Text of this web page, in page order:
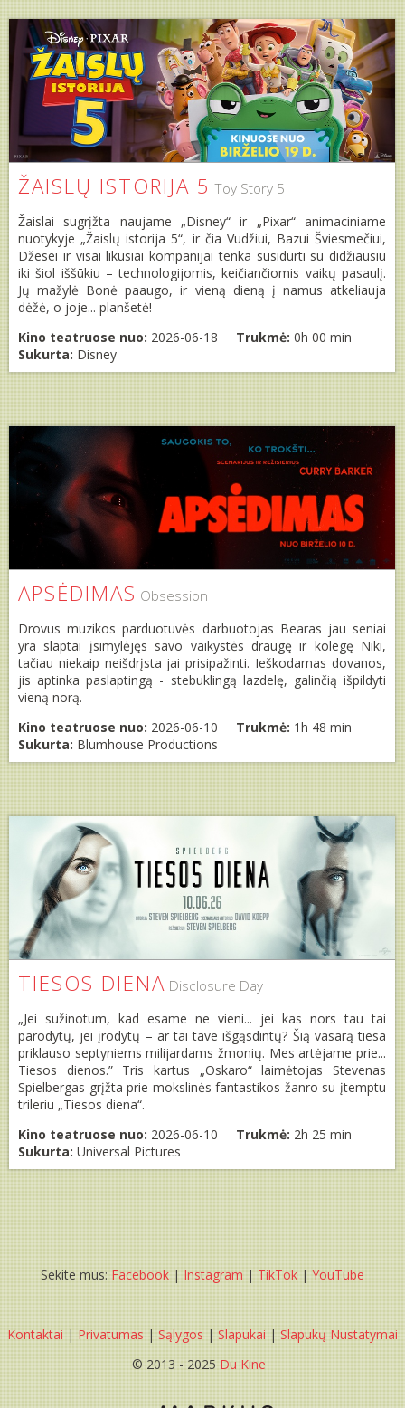
ŽAISLŲ ISTORIJA 5 Toy Story 5
Žaislai sugrįžta naujame „Disney“ ir „Pixar“ animaciniame
nuotykyje „Žaislų istorija 5“, ir čia Vudžiui, Bazui Šviesmečiui,
Džesei ir visai likusiai kompanijai tenka susidurti su didžiausiu
iki šiol iššūkiu – technologijomis, keičiančiomis vaikų pasaulį.
Jų mažylė Bonė paaugo, ir vieną dieną į namus atkeliauja
dėžė, o joje... planšetė!
Kino teatruose nuo: 2026-06-18 Trukmė: 0h 00 min
Sukurta: Disney
APSĖDIMAS Obsession
Drovus muzikos parduotuvės darbuotojas Bearas jau seniai
yra slaptai įsimylėjęs savo vaikystės draugę ir kolegę Niki,
tačiau niekaip neišdrįsta jai prisipažinti. Ieškodamas dovanos,
jis aptinka paslaptingą - stebuklingą lazdelę, galinčią išpildyti
vieną norą.
Kino teatruose nuo: 2026-06-10 Trukmė: 1h 48 min
Sukurta: Blumhouse Productions
TIESOS DIENA Disclosure Day
„Jei sužinotum, kad esame ne vieni... jei kas nors tau tai
parodytų, jei įrodytų – ar tai tave išgąsdintų? Šią vasarą tiesa
priklauso septyniems milijardams žmonių. Mes artėjame prie...
Tiesos dienos.” Tris kartus „Oskaro“ laimėtojas Stevenas
Spielbergas grįžta prie mokslinės fantastikos žanro su įtemptu
trileriu „Tiesos diena“.
Kino teatruose nuo: 2026-06-10 Trukmė: 2h 25 min
Sukurta: Universal Pictures
Sekite mus: Facebook | Instagram | TikTok | YouTube
Kontaktai | Privatumas | Sąlygos | Slapukai | Slapukų Nustatymai
© 2013 - 2025 Du Kine